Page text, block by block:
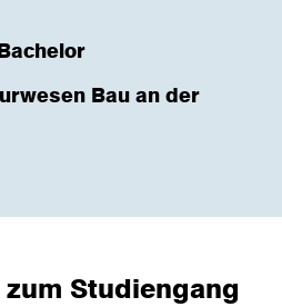
Bau an der
Studiengang